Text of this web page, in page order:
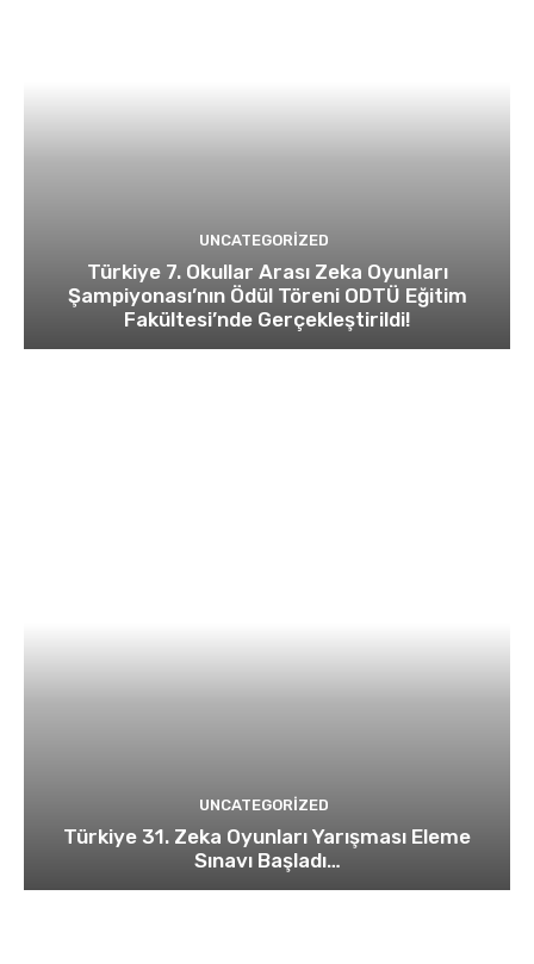
UNCATEGORIZED
Türkiye 7. Okullar Arası Zeka Oyunları
Şampiyonası’nın Ödül Töreni ODTÜ Eğitim
Fakültesi’nde Gerçekleştirildi!
UNCATEGORIZED
Türkiye 31. Zeka Oyunları Yarışması Eleme
Sınavı Başladı…